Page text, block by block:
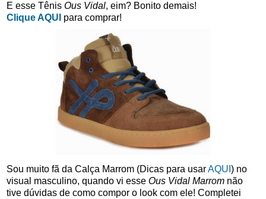
E esse Tênis Ous Vidal, eim? Bonito demais!
Clique AQUI para comprar!
Sou muito fã da Calça Marrom (Dicas para usarAQUI ) no
visual masculino, quando vi esse Ous Vidal Marrom não
tive dúvidas de como compor o look com ele! Completei